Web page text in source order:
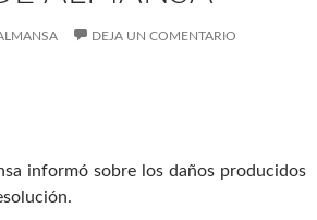
DEJA UN COMENTARIO
informó sobre los daños producidos